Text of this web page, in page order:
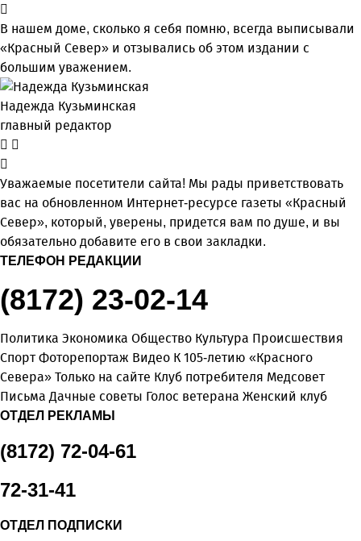
В нашем доме, сколько я себя помню, всегда выписывали
«Красный Север» и отзывались об этом издании с
большим уважением.
Надежда Кузьминская
главный редактор
Уважаемые посетители сайта! Мы рады приветствовать
вас на обновленном Интернет-ресурсе газеты «Красный
Север», который, уверены, придется вам по душе, и вы
обязательно добавите его в свои закладки.
ТЕЛЕФОН РЕДАКЦИИ
(8172) 23-02-14
Политика Экономика Общество Культура Происшествия
Спорт Фоторепортаж Видео К 105-летию «Красного
Севера» Только на сайте Клуб потребителя Медсовет
Письма Дачные советы Голос ветерана Женский клуб
ОТДЕЛ РЕКЛАМЫ
(8172) 72-04-61
72-31-41
ОТДЕЛ ПОДПИСКИ